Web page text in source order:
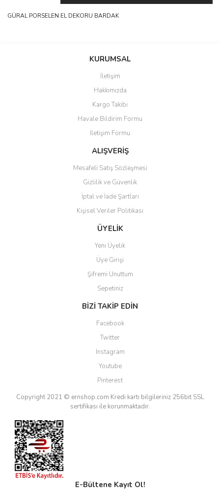
GÜRAL PORSELEN EL DEKORU BARDAK
Bu ürüne ilk yorumu siz yapın!
Ürün resmi kalitesiz, bozuk veya görüntülenemiyor.
Ürün açıklamasında eksik bilgiler bulunuyor.
Ürün bilgilerinde hatalar bulunuyor.
Ürün fiyatı diğer sitelerden daha pahalı.
Bu ürüne benzer farklı alternatifler olmalı.
Gönder
KURUMSAL
İletişim
Hakkımızda
Kargo Takibi
Havale Bildirim Formu
İletişim Formu
ALIŞVERİŞ
Mesafeli Satış Sözleşmesi
Gizlilik ve Güvenlik
İptal ve İade Şartları
Kişisel Veriler Politikası
ÜYELİK
Yeni Üyelik
Üye Girişi
Şifremi Unuttum
Sepetiniz
BİZİ TAKİP EDİN
Facebook
Twitter
Instagram
Youtube
Pinterest
Copyright 2021 © ernshop.com Kredi kartı bilgileriniz 256bit SSL
sertifikası ile korunmaktadır.
E-Bültene Kayıt Ol!